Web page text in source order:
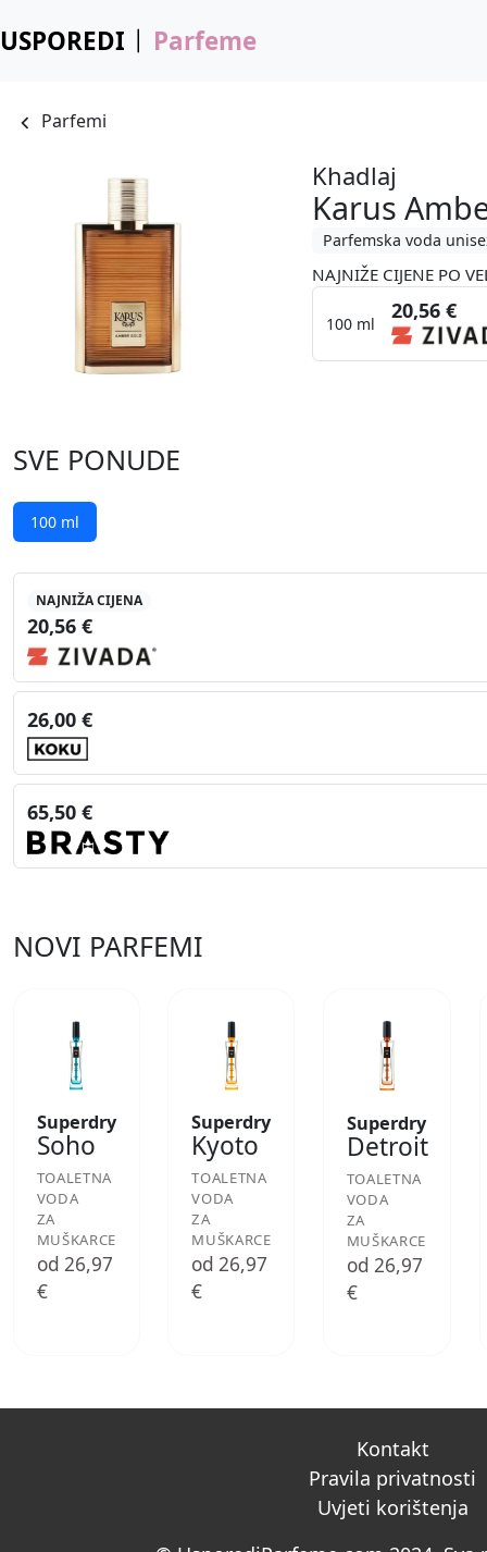
USPOREDI Parfeme
Parfemi
Khadlaj
Karus
Parfemska voda
NAJNIŽE CIJENE PO
100 ml
20,56 €
SVE PONUDE
100 ml
NAJNIŽA CIJENA
20,56 €
26,00 €
65,50 €
NOVI PARFEMI
Superdry
Soho
TOALETNA
VODA
ZA
MUŠKARCE
od 26,97
€
Superdry
Kyoto
TOALETNA
VODA
ZA
MUŠKARCE
od 26,97
€
Superdry
Detroit
TOALETNA
VODA
ZA
MUŠKARCE
od 26,97
€
Kontakt
Pravila privatnosti
Uvjeti korištenja